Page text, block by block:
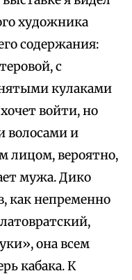
художника
содержания:
с
кулаками
войти, но
волосами и
лицом, вероятно,
мужа. Дико
как непременно
она всем
кабака. К